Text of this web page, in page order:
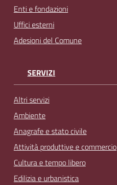
Enti e fondazioni
Uffici esterni
Adesioni del Comune
SERVIZI
Altri servizi
Ambiente
Anagrafe e stato civile
Attività produttive e commercio
Cultura e tempo libero
Edilizia e urbanistica